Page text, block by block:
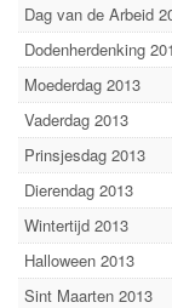
Dag van de Arbeid
Dodenherdenking
Moederdag 2013
Vaderdag 2013
Prinsjesdag 2013
Dierendag 2013
Wintertijd 2013
Halloween 2013
Sint Maarten 2013